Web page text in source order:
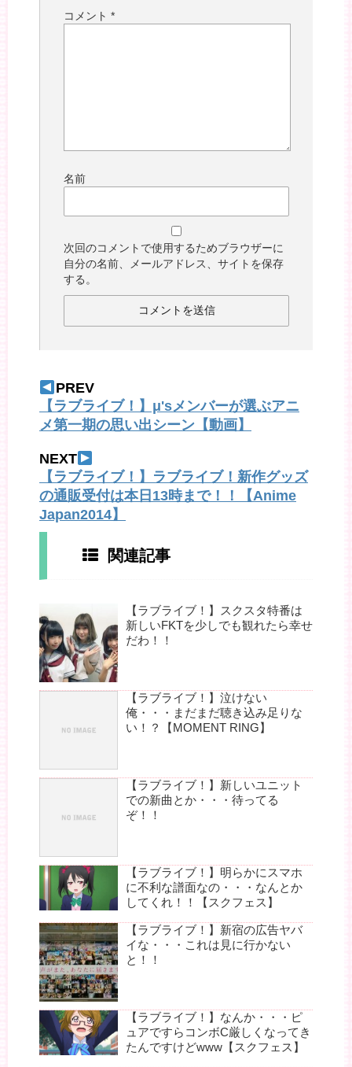
コメント *
名前
次回のコメントで使用するためブラウザーに
自分の名前、メールアドレス、サイトを保存
する。
PREV
【ラブライブ！】μ'sメンバーが選ぶアニ
メ第一期の思い出シーン【動画】
NEXT
【ラブライブ！】ラブライブ！新作グッズ
の通販受付は本日13時まで！！【Anime
Japan2014】
関連記事
【ラブライブ！】スクスタ特番は
新しいFKTを少しでも観れたら幸せ
だわ！！
【ラブライブ！】泣けない
俺・・・まだまだ聴き込み足りな
い！？【MOMENT RING】
【ラブライブ！】新しいユニット
での新曲とか・・・待ってる
ぞ！！
【ラブライブ！】明らかにスマホ
に不利な譜面なの・・・なんとか
してくれ！！【スクフェス】
【ラブライブ！】新宿の広告ヤバ
イな・・・これは見に行かない
と！！
【ラブライブ！】なんか・・・ピ
ュアですらコンボC厳しくなってき
たんですけどwww【スクフェス】